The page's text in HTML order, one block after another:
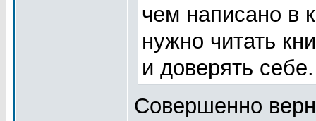
чем написано в
нужно читать
и доверять
Совершенно